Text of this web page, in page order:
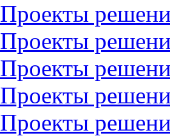
Проекты
Проекты
Проекты
Проекты
Проекты